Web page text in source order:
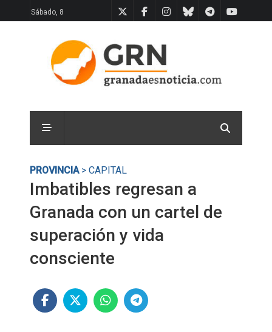
Sábado, 8
PROVINCIA> CAPITAL
Imbatibles regresan a
Granada con un cartel de
superación y vida
consciente